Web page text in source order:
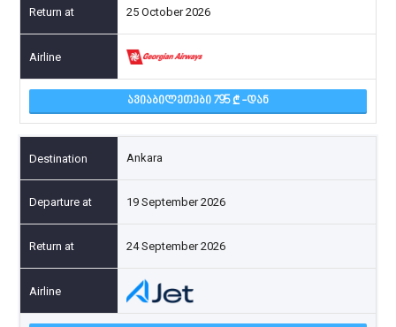
25 October 2026
ᲐᲕᲘᲐᲑᲘᲚᲔᲗᲔᲑᲘ 795 -ᲓᲐᲜ
Ankara
19 September 2026
24 September 2026